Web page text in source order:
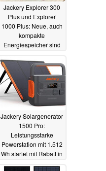
Jackery Explorer 300
Plus und Explorer
1000 Plus: Neue, auch
kompakte
Energiespeicher sind
erhältlich02.09.2023
Jackery Solargenerator
1500 Pro:
Leistungsstarke
Powerstation mit 1.512
Wh startet mit Rabatt in